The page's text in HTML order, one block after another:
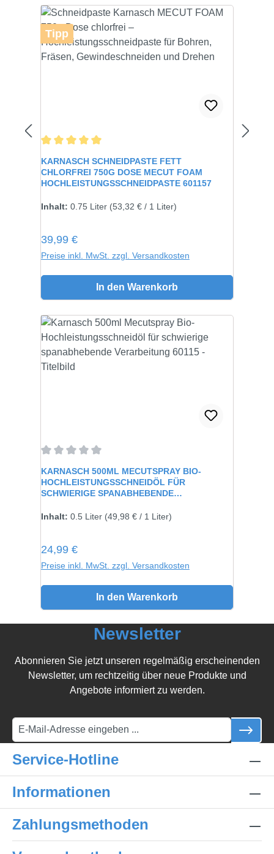
Tipp
KARNASCH SCHNEIDPASTE FETT
CHLORFREI 750G DOSE MECUT FOAM
HOCHLEISTUNGSSCHNEIDPASTE 601157
Inhalt: 0.75 Liter (53,32 € / 1 Liter)
Regulärer Preis:
39,99 €
Preise inkl. MwSt. zzgl. Versandkosten
In den Warenkorb
KARNASCH 500ML MECUTSPRAY BIO-
HOCHLEISTUNGSSCHNEIDÖL FÜR
SCHWIERIGE SPANABHEBENDE
Inhalt: 0.5 Liter (49,98 € / 1 Liter)
Regulärer Preis:
24,99 €
Preise inkl. MwSt. zzgl. Versandkosten
In den Warenkorb
Newsletter
Abonnieren Sie jetzt unseren regelmäßig erscheinenden
Newsletter, um rechtzeitig über neue Produkte und
Angebote informiert zu werden.
Service-Hotline
Informationen
Zahlungsmethoden